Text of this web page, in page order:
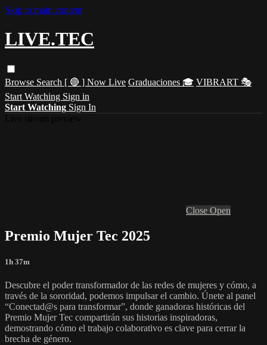
Skip to main content
LIVE.TEC
Browse Search [ 🔴 ] Now Live Graduaciones 🎓 VIBRART 🎭
Start Watching Sign in
Start Watching Sign In
Close Open
Premio Mujer Tec 2025
1h 37m
Descubre el poder transformador de las redes de mujeres y cómo, a
través de la sororidad, podemos impulsar el cambio. Únete al panel
“Conectad@s para transformar”, donde ganadoras históricas del
Premio Mujer Tec compartirán sus historias inspiradoras,
demostrando cómo el trabajo colaborativo es clave para cerrar la
brecha de género.